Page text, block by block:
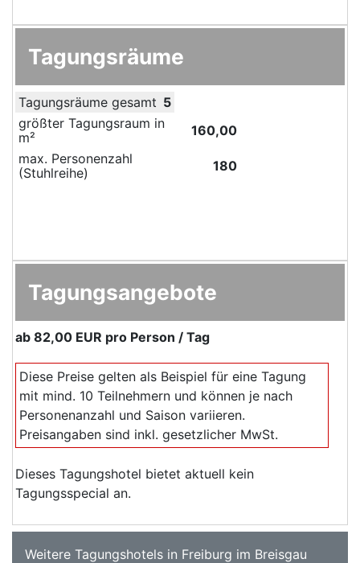
Tagungsräume
Tagungsräume gesamt 5
größter Tagungsraum in
m²
160,00
max. Personenzahl
(Stuhlreihe)
180
Tagungsangebote
ab 82,00 EUR pro Person / Tag
Diese Preise gelten als Beispiel für eine Tagung
mit mind. 10 Teilnehmern und können je nach
Personenanzahl und Saison variieren.
Preisangaben sind inkl. gesetzlicher MwSt.
Dieses Tagungshotel bietet aktuell kein
Tagungsspecial an.
Weitere Tagungshotels in Freiburg im Breisgau